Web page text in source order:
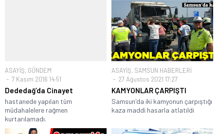
ASAYİŞ, GÜNDEM
7 Kasım 2016 14:51
Dededağ’da Cinayet
hastanede yapılan tüm
müdahalelere rağmen
kurtarılamadı.
ASAYİŞ, SAMSUN HABERLERİ
27 Ağustos 2021 17:27
KAMYONLAR ÇARPIŞTI
Samsun'da iki kamyonun çarpıştığı
kaza maddi hasarla atlatıldı